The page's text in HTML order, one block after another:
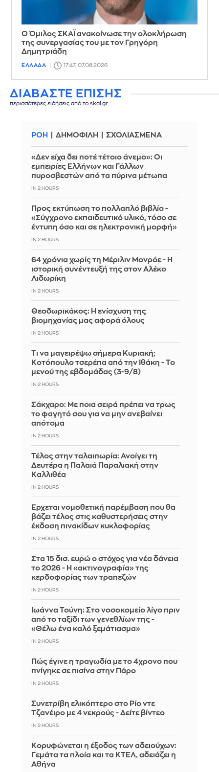
Ο Όμιλος ΣΚΑΪ ανακοίνωσε την ολοκλήρωση
της συνεργασίας του με τον Γρηγόρη
Δημητριάδη
ΕΛΛΑΔΑ 17:47, 07.08.2026
ΔΙΑΒΑΣΤΕ ΕΠΙΣΗΣ
περισσότερες ειδήσεις από το skai.gr
ΡΟΗ ΔΗΜΟΦΙΛΗ ΣΧΟΛΙΑΣΜΕΝΑ
«Δεν είχα δει ποτέ τέτοιο άνεμο»: Οι
εμπειρίες Ελλήνων και Γάλλων
πυροσβεστών από τα πύρινα μέτωπα
IN 2 HOURS
Προς εκτύπωση το πολλαπλό βιβλίο -
«Σύγχρονο εκπαιδευτικό υλικό, τόσο σε
έντυπη όσο και σε ηλεκτρονική μορφή»
IN 2 HOURS
64 χρόνια χωρίς τη Μέριλιν Μονρόε - Η
ιστορική συνέντευξή της στον Αλέκο
Λιδωρίκη
IN 2 HOURS
Θεοδωρικάκος: Η ενίσχυση της
βιομηχανίας μας αφορά όλους
IN 2 HOURS
Τι να μαγειρέψω σήμερα Κυριακή;
Κοτόπουλο τσερέπα από την Ιθάκη - Το
μενού της εβδομάδας (3-9/8)
IN 2 HOURS
Σάκχαρο: Με ποια σειρά πρέπει να τρως
το φαγητό σου για να μην ανεβαίνει
απότομα
IN 2 HOURS
Τέλος στην ταλαιπωρία: Ανοίγει τη
Δευτέρα η Παλαιά Παραλιακή στην
Καλλιθέα
IN 2 HOURS
Έρχεται νομοθετική παρέμβαση που θα
βάζει τέλος στις καθυστερήσεις στην
έκδοση πινακίδων κυκλοφορίας
IN 2 HOURS
Στα 15 δισ. ευρώ ο στόχος για νέα δάνεια
το 2026 - Η «ακτινογραφία» της
κερδοφορίας των τραπεζών
IN 2 HOURS
Ιωάννα Τούνη: Στο νοσοκομείο λίγο πριν
από το ταξίδι των γενεθλίων της -
«Θέλω ένα καλό ξεμάτιασμα»
IN 2 HOURS
Πώς έγινε η τραγωδία με το 4χρονο που
πνίγηκε σε πισίνα στην Πάρο
IN 2 HOURS
Συνετρίβη ελικόπτερο στο Ρίο ντε
Τζανέιρο με 4 νεκρούς - Δείτε βίντεο
IN 2 HOURS
Κορυφώνεται η έξοδος των αδειούχων:
Γεμάτα τα πλοία και τα ΚΤΕΛ, αδειάζει η
Αθήνα